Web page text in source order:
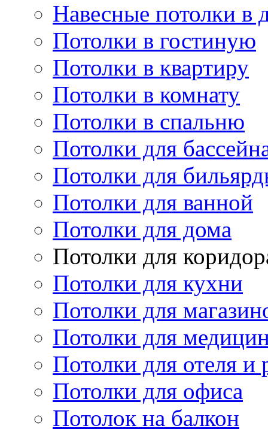
Навесные потолки в
Потолки в гостиную
Потолки в квартиру
Потолки в комнату
Потолки в спальню
Потолки для
Потолки для
Потолки для ванной
Потолки для дома
Потолки для
Потолки для кухни
Потолки для
Потолки для
Потолки для отеля и
Потолки для офиса
Потолок на балкон